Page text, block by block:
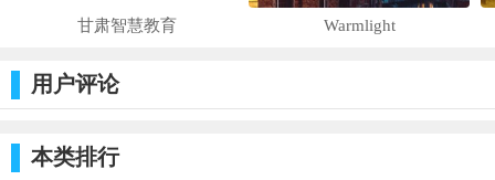
甘肃智慧教育 Warmlight
用户评论
本类排行